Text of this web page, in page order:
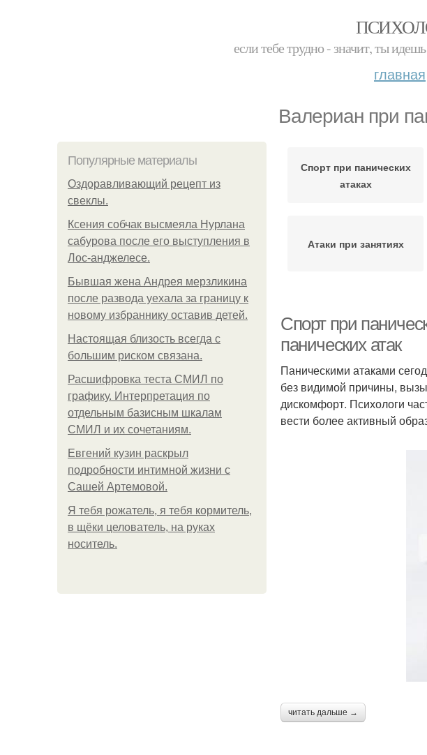
если тебе трудно - значит, ты
главная
Валериан при
Популярные материалы
Оздоравливающий рецепт из
свеклы.
Ксения собчак высмеяла Нурлана
сабурова после его выступления в
Лос-анджелесе.
Бывшая жена Андрея мерзликина
после развода уехала за границу к
новому избраннику оставив детей.
Hacтоящая близость всегда с
большим риском связана.
Расшифровка теста СМИЛ по
графику. Интерпретация по
отдельным базисным шкалам
СМИЛ и их сочетаниям.
Евгений кузин раскрыл
подробности интимной жизни с
Сашей Артемовой.
Я тебя рожатель, я тебя кормитель,
в щёки целователь, на руках
носитель.
Спорт при панических
атаках
Атаки при занятиях
Спорт при
панических атак
Паническими атаками
без видимой причины,
дискомфорт. Психологи
вести более активный
читать дальше →